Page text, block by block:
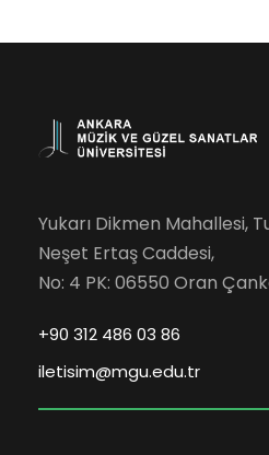
Yukarı Dikmen Mahallesi,
Neşet Ertaş Caddesi,
No: 4 PK: 06550 Oran
+90 312 486 03 86
iletisim@mgu.edu.tr